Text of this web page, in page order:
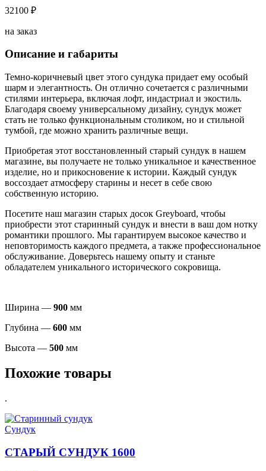
32100 ₽
на заказ
Описание и габариты
Темно-коричневый цвет этого сундука придает ему особый
шарм и элегантность. Он отлично сочетается с различными
стилями интерьера, включая лофт, индастриал и экостиль.
Благодаря своему универсальному дизайну, сундук может
стать не только функциональным столиком, но и стильной
тумбой, где можно хранить различные вещи.
Приобретая этот восстановленный старый сундук в нашем
магазине, вы получаете не только уникальное и качественное
изделие, но и прикосновение к истории. Каждый сундук
воссоздает атмосферу старины и несет в себе свою
собственную историю.
Посетите наш магазин старых досок Greyboard, чтобы
приобрести этот старинный сундук и внести в ваш дом нотку
романтики прошлого. Мы гарантируем высокое качество и
неповторимость каждого предмета, а также профессиональное
обслуживание. Доверьтесь нашему опыту и станьте
обладателем уникального исторического сокровища.
Ширина — 900 мм
Глубина — 600 мм
Высота — 500 мм
Похожие товары
.
Сундук
СТАРЫЙ СУНДУК 1600